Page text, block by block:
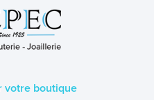
votre boutique